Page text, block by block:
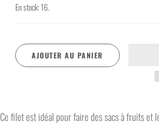
En stock: 16.
AJOUTER AU PANIER
Ce filet est idéal pour faire des sacs à fruits et